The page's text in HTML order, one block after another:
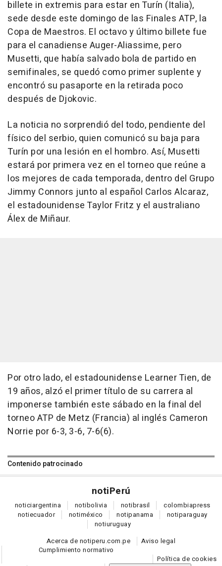
billete in extremis para estar en Turín (Italia),
sede desde este domingo de las Finales ATP, la
Copa de Maestros. El octavo y último billete fue
para el canadiense Auger-Aliassime, pero
Musetti, que había salvado bola de partido en
semifinales, se quedó como primer suplente y
encontró su pasaporte en la retirada poco
después de Djokovic.
La noticia no sorprendió del todo, pendiente del
físico del serbio, quien comunicó su baja para
Turín por una lesión en el hombro. Así, Musetti
estará por primera vez en el torneo que reúne a
los mejores de cada temporada, dentro del Grupo
Jimmy Connors junto al español Carlos Alcaraz,
el estadounidense Taylor Fritz y el australiano
Álex de Miñaur.
Por otro lado, el estadounidense Learner Tien, de
19 años, alzó el primer título de su carrera al
imponerse también este sábado en la final del
torneo ATP de Metz (Francia) al inglés Cameron
Norrie por 6-3, 3-6, 7-6(6).
Contenido patrocinado
notiPerú
noticiargentina notibolivia notibrasil colombiapress
notiecuador notiméxico notipanama notiparaguay
notiuruguay
Acerca de notiperu.com.pe
Aviso legal
Cumplimiento normativo
Política de cookies